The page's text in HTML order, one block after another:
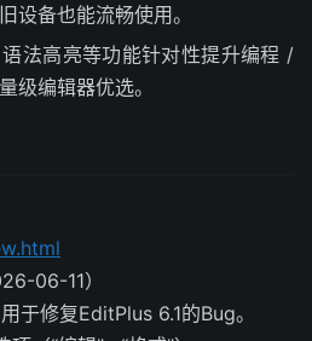
设备也能流畅使用。
法高亮等功能针对性提升编程 /
级编辑器优选。
06-11）
于修复EditPlus 6.1的Bug。